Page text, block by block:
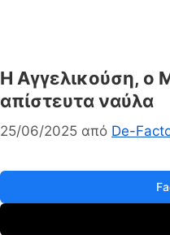
Η Αγγελικούση, ο
απίστευτα ναύλα
25/06/2025 από De-